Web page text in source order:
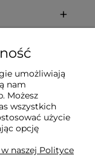
umożliwiają
nam
Możesz
wszystkich
użycie
opcję
naszej Polityce